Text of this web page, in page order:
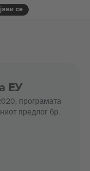
се
ЕУ
програмата
предлог бр.